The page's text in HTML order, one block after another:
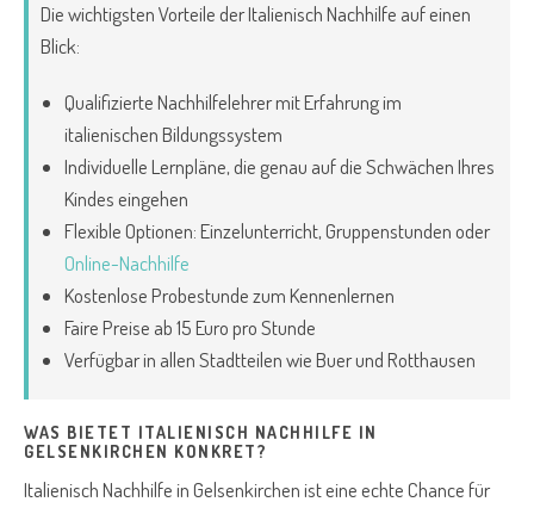
Die wichtigsten Vorteile der Italienisch Nachhilfe auf einen
Blick:
Qualifizierte Nachhilfelehrer mit Erfahrung im
italienischen Bildungssystem
Individuelle Lernpläne, die genau auf die Schwächen Ihres
Kindes eingehen
Flexible Optionen: Einzelunterricht, Gruppenstunden oder
Online-Nachhilfe
Kostenlose Probestunde zum Kennenlernen
Faire Preise ab 15 Euro pro Stunde
Verfügbar in allen Stadtteilen wie Buer und Rotthausen
WAS BIETET ITALIENISCH NACHHILFE IN
GELSENKIRCHEN KONKRET?
Italienisch Nachhilfe in Gelsenkirchen ist eine echte Chance für